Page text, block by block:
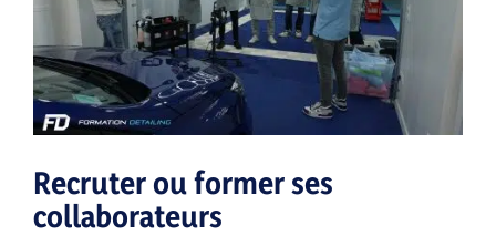
Recruter ou former ses
collaborateurs